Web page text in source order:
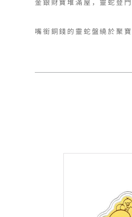
金銀財寶堆滿屋，靈蛇登門